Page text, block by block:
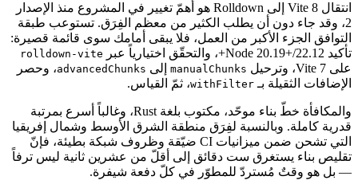
انتقال Vite 8 إلى Rolldown هو أهمّ تغيير في المشروع منذ الإصدار
2، وقد جاء دون أن يطلب الكثير من معظم الفِرَق. تستوعب طبقة
التوافق الجزء الأكبر من العمل، فلا يبقى أمامك سوى قائمة قصيرة:
تأكيد Node 20.19+/22.12+، والتحقّق اختيارياً عبر
rolldown-vite
على Vite 7، وترحيل manualChunksإلى advancedChunks، وحصر
الإضافات الثقيلة بـwithFilter، ثمّ القياس.
والمكافأة خطّ بناء موحّد، مكتوب بلغة Rust، وغالباً أسرع بمرتبة
قدرية كاملة. وبالنسبة لفِرَق منطقة الشرق الأوسط وشمال إفريقيا
التي تشحن ضمن ميزانيات CI ضيّقة وظروف شبكة بطيئة، فإنّ
تقليص بناء يستغرق ست دقائق إلى أقلّ من عشرين ثانية ليس ترفاً
— بل هو وقتٌ مُستردّ للمطوّر في كلّ دفعة شيفرة.